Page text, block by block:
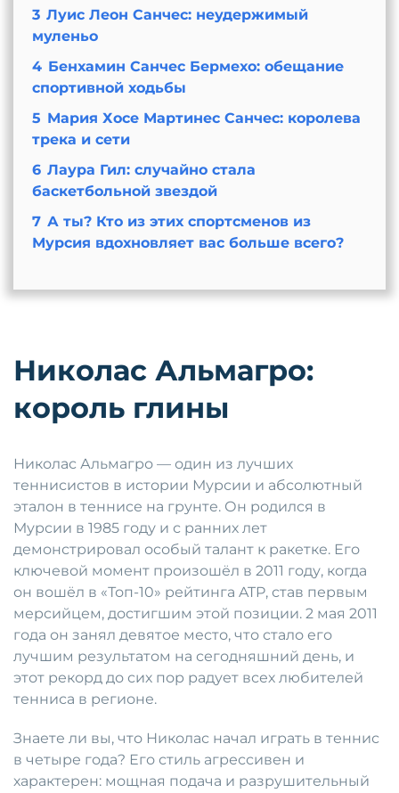
3 Луис Леон Санчес: неудержимый
муленьо
4 Бенхамин Санчес Бермехо: обещание
спортивной ходьбы
5 Мария Хосе Мартинес Санчес: королева
трека и сети
6 Лаура Гил: случайно стала
баскетбольной звездой
7 А ты? Кто из этих спортсменов из
Мурсия вдохновляет вас больше всего?
Николас Альмагро:
король глины
Николас Альмагро — один из лучших
теннисистов в истории Мурсии и абсолютный
эталон в теннисе на грунте. Он родился в
Мурсии в 1985 году и с ранних лет
демонстрировал особый талант к ракетке. Его
ключевой момент произошёл в 2011 году, когда
он вошёл в «Топ-10» рейтинга ATP, став первым
мерсийцем, достигшим этой позиции. 2 мая 2011
года он занял девятое место, что стало его
лучшим результатом на сегодняшний день, и
этот рекорд до сих пор радует всех любителей
тенниса в регионе.
Знаете ли вы, что Николас начал играть в теннис
в четыре года? Его стиль агрессивен и
характерен: мощная подача и разрушительный